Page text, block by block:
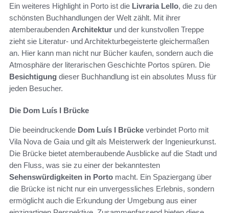
Ein weiteres Highlight in Porto ist die Livraria Lello, die zu den
schönsten Buchhandlungen der Welt zählt. Mit ihrer
atemberaubenden Architektur und der kunstvollen Treppe
zieht sie Literatur- und Architekturbegeisterte gleichermaßen
an. Hier kann man nicht nur Bücher kaufen, sondern auch die
Atmosphäre der literarischen Geschichte Portos spüren. Die
Besichtigung dieser Buchhandlung ist ein absolutes Muss für
jeden Besucher.
Die Dom Luís I Brücke
Die beeindruckende Dom Luís I Brücke verbindet Porto mit
Vila Nova de Gaia und gilt als Meisterwerk der Ingenieurkunst.
Die Brücke bietet atemberaubende Ausblicke auf die Stadt und
den Fluss, was sie zu einer der bekanntesten
Sehenswürdigkeiten in Porto macht. Ein Spaziergang über
die Brücke ist nicht nur ein unvergessliches Erlebnis, sondern
ermöglicht auch die Erkundung der Umgebung aus einer